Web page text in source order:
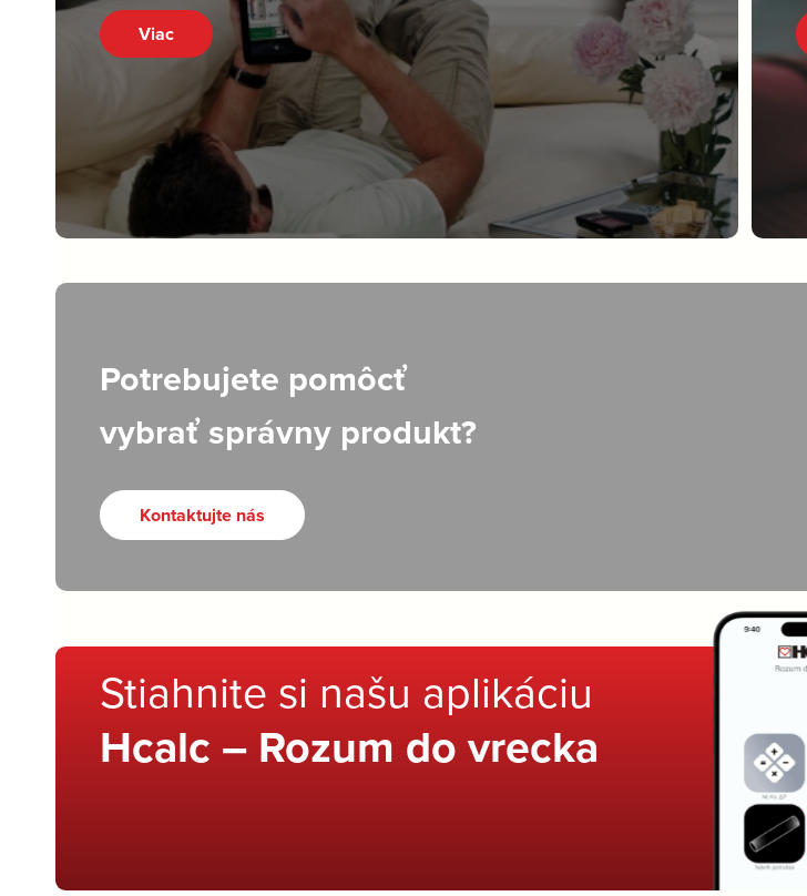
Viac
Potrebujete pomôcť
vybrať správny produkt?
Kontaktujte nás
Stiahnite si našu aplikáciu
Hcalc – Rozum do vrecka